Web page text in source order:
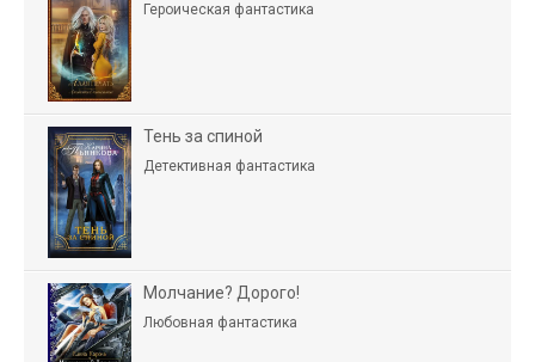
Героическая фантастика
Тень за спиной
Детективная фантастика
Молчание? Дорого!
Любовная фантастика